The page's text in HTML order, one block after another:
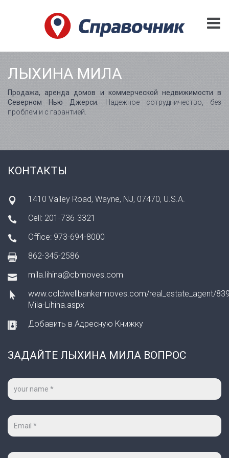
ЛЫХИНА МИЛА
Продажа, аренда домов и коммерческой недвижимости в
Северном Нью Джерси.
Надежное сотрудничество, без
проблем и с гарантией.
КОНТАКТЫ
1410 Valley Road, Wayne, NJ, 07470, U.S.A.
Cell: 201-736-3321
Office: 973-694-8000
862-345-2586
mila.lihina@cbmoves.com
www.coldwellbankermoves.com/real_estate_agent/
Mila-Lihina.aspx
Добавить в Адресную Книжку
ЗАДАЙТЕ ЛЫХИНА МИЛА ВОПРОС
Ваше
имя
Ваш
mail
Тема